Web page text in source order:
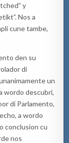
y
Nos a
cune tambe,
den su
di
un
wordo descubri,
di Parlamento,
a wordo
conclusion cu
nos